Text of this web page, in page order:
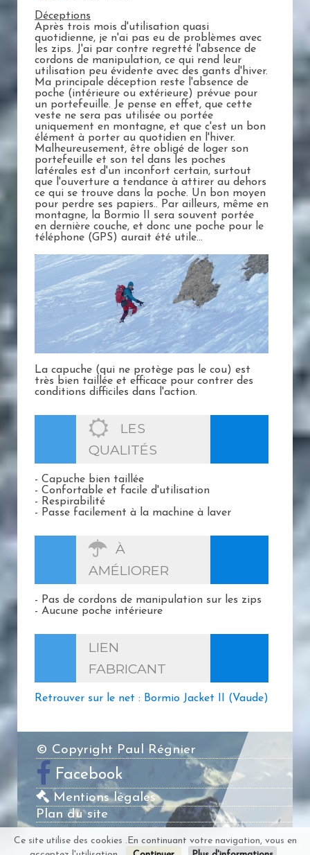
Ce site utilise des cookies .En continuant votre navigation, vous en
Déceptions
Après trois mois d'utilisation quasi
quotidienne, je n'ai pas eu de problèmes avec
les zips. J'ai par contre regretté l'absence de
cordons de manipulation, ce qui rend leur
utilisation peu évidente avec des gants d'hiver.
Ma principale déception reste l'absence de
poche (intérieure ou extérieure) prévue pour
un portefeuille. Je pense en effet, que cette
veste ne sera pas utilisée ou portée
uniquement en montagne, et que c'est un bon
élément à porter au quotidien en l'hiver.
Malheureusement, être obligé de loger son
portefeuille et son tel dans les poches
latérales est d'un inconfort certain, surtout
que l'ouverture a tendance à attirer au dehors
ce qui se trouve dans la poche. Un bon moyen
pour perdre ses papiers.. Par ailleurs, même en
montagne, la Bormio II sera souvent portée
en dernière couche, et donc une poche pour le
téléphone (GPS) aurait été utile...
La capuche (qui ne protège pas le cou) est
très bien taillée et efficace pour contrer des
conditions difficiles dans l'action.
LES
QUALITÉS
- Capuche bien taillée
- Confortable et facile d'utilisation
- Respirabilité
- Passe facilement à la machine à laver
À
AMÉLIORER
- Pas de cordons de manipulation sur les zips
- Aucune poche intérieure
LIEN
FABRICANT
Retrouver sur le net : Bormio Jacket II (Vaude)
© Copyright Paul Régnier
Facebook
Mentions légales
Plan du site